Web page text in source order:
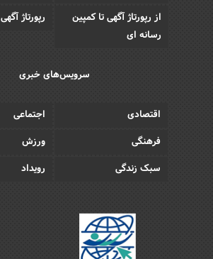
از رپورتاژ آگهی تا کمپین
رسانه ای
رپورتاژ آگهی
سرویس‌های خبری
اقتصادی
اجتماعی
فرهنگی
ورزش
سبک زندگی
رویداد